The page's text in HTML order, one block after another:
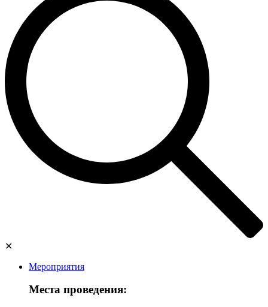
✕
Мероприятия
Места проведения: